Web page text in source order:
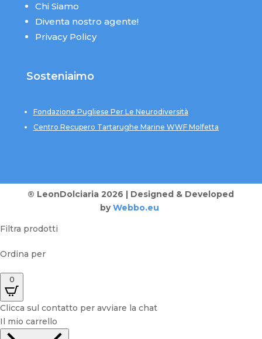
Chi Siamo
Diventa nostro agente!
Privacy Policy
Sosteniaimo
Fondazione Pugliese Per Le Neurodiversità
Centro Recupero Tartarughe Marine WWF Molfetta
® LeonDolciaria 2026 | Designed & Developed
by Webbo.eu
Filtra prodotti
Ordina per
0
Clicca sul contatto per avviare la chat
Il mio carrello